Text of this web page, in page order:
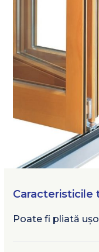
Caracteristicile
Poate fi pliată